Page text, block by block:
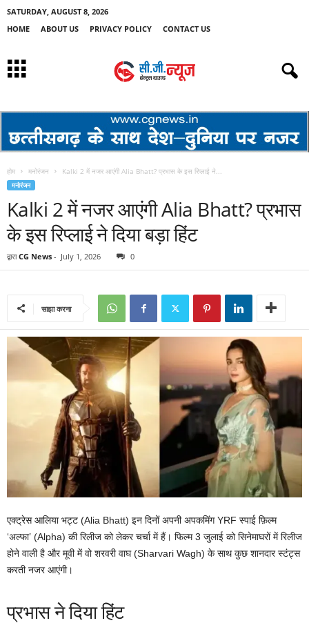
SATURDAY, AUGUST 8, 2026
HOME
ABOUT US PRIVACY POLICY CONTACT US
होम मनोरंजन Kalki 2 में नजर आएंगी Alia Bhatt? प्रभास के इस रिप्लाई ने...
मनोरंजन
Kalki 2 में नजर आएंगी Alia Bhatt? प्रभास
के इस रिप्लाई ने दिया बड़ा हिंट
द्वारा CG News - July 1, 2026 0
साझा करना
एक्ट्रेस आलिया भट्ट (Alia Bhatt) इन दिनों अपनी अपकमिंग YRF स्पाई फ़िल्म
‘अल्फा’ (Alpha) की रिलीज को लेकर चर्चा में हैं। फिल्म 3 जुलाई को सिनेमाघरों में रिलीज
होने वाली है और मूवी में वो शरवरी वाघ (Sharvari Wagh) के साथ कुछ शानदार स्टंट्स
करती नजर आएंगी।
प्रभास ने दिया हिंट